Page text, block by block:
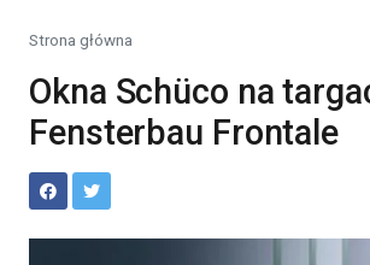
Strona główna
Okna Schüco na
Fensterbau Frontale